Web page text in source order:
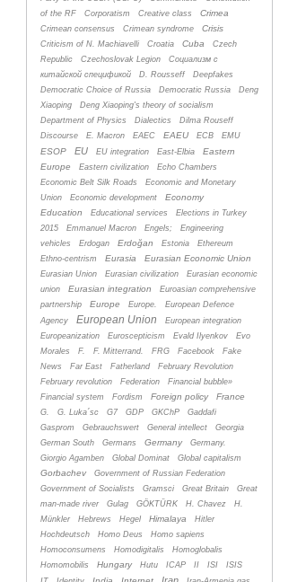
of the RF
Corporatism Creative class Crimea
Crimean consensus Crimean syndrome Crisis
Criticism of N. Machiavelli Croatia Cuba
Czech
Republic
Czechoslovak Legion
Cоциализм с
китайской спецификой
D. Rousseff
Deepfakes
Democratic Choice of Russia
Democratic Russia
Deng
Xiaoping
Deng Xiaoping's theory of socialism
Department of Physics
Dialectics
Dilma Rouseff
Discourse
E. Macron EAEC EAEU ECB EMU
ESOP EU EU integration East-Elbia
Eastern
Europe
Eastern civilization
Echo Chambers
Economic Belt Silk Roads
Economic and Monetary
Union
Economic development
Economy
Education
Educational services
Elections in Turkey
2015
Emmanuel Macron Engels;
Engineering
vehicles
Erdogan Erdoğan Estonia
Ethereum
Ethno-centrism
Eurasia Eurasian Economic Union
Eurasian Union Eurasian civilization
Eurasian economic
union
Eurasian integration
Euroasian comprehensive
partnership
Europe Europe.
European Defence
Agency
European Union
European integration
Europeanization
Euroscepticism Evald Ilyenkov
Evo
Morales
F. F. Mitterrand. FRG Facebook
Fake
News
Far East Fatherland
February Revolution
February revolution
Federation
Financial bubble»
Financial system
Fordism Foreign policy France
G. G. Luka´sc G7 GDP GKChP
Gaddafi
Gasprom
Gebrauchswert General intellect
Georgia
German South
Germans Germany
Germany.
Giorgio Agamben
Global Dominat Global capitalism
Gorbachev
Government of Russian Federation
Government of Socialists
Gramsci Great Britain
Great
man-made river
Gulag GÖKTÜRK H. Chavez
H.
Münkler
Hebrews Hegel Himalaya
Hitler
Hochdeutsch
Homo Deus
Homo sapiens
Homoconsumens
Homodigitalis
Homoglobalis
Homomobilis
Hungary Hutu ICAP II ISI
ISIS